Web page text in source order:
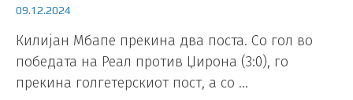
09.12.2024
Килијан Мбапе прекина два поста. Со гол во
победата на Реал против Џирона (3:0), го
прекина голгетерскиот пост, а со …